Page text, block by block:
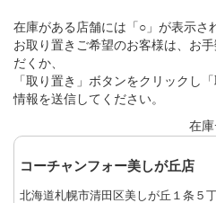
在庫がある店舗には「○」が表示さ
お取り置きご希望のお客様は、お
だくか、
「取り置き」ボタンをクリックし
情報を送信してください。
在庫
コーチャンフォー美しが丘店
北海道札幌市清田区美しが丘１条５